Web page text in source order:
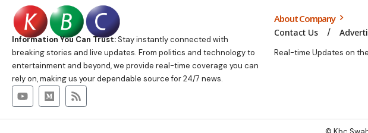
Information You Can Trust:Stay instantly connected with
breaking stories and live updates. From politics and technology to
entertainment and beyond, we provide real-time coverage you can
rely on, making us your dependable source for 24/7 news.
About Company
Contact Us
Real-time Updates on